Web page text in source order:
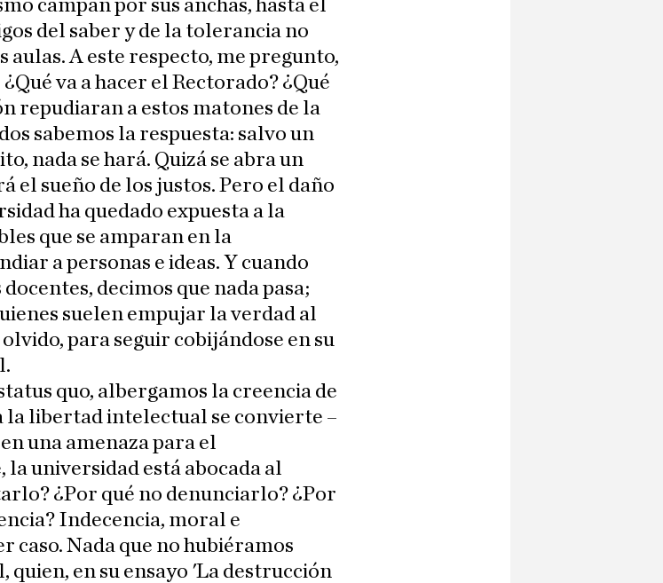
campan por sus anchas, hasta el
del saber y de la tolerancia no
aulas. A este respecto, me pregunto,
va a hacer el Rectorado? ¿Qué
repudiaran a estos matones de la
sabemos la respuesta: salvo un
nada se hará. Quizá se abra un
el sueño de los justos. Pero el daño
ha quedado expuesta a la
que se amparan en la
a personas e ideas. Y cuando
decimos que nada pasa;
suelen empujar la verdad al
para seguir cobijándose en su
quo, albergamos la creencia de
la libertad intelectual se convierte –
una amenaza para el
la universidad está abocada al
¿Por qué no denunciarlo? ¿Por
Indecencia, moral e
caso. Nada que no hubiéramos
quien, en su ensayo 'La destrucción